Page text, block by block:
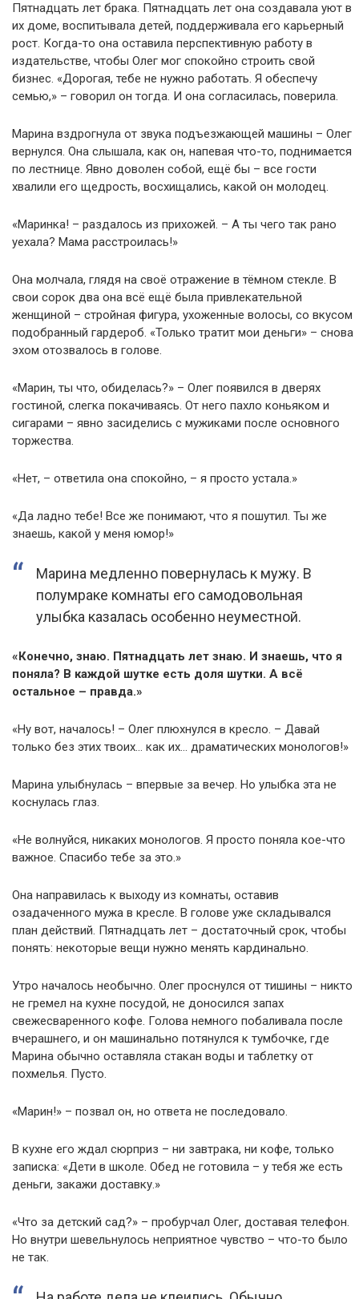
Пятнадцать лет брака. Пятнадцать лет она создавала уют в
их доме, воспитывала детей, поддерживала его карьерный
рост. Когда-то она оставила перспективную работу в
издательстве, чтобы Олег мог спокойно строить свой
бизнес. «Дорогая, тебе не нужно работать. Я обеспечу
семью,» – говорил он тогда. И она согласилась, поверила.
Марина вздрогнула от звука подъезжающей машины – Олег
вернулся. Она слышала, как он, напевая что-то, поднимается
по лестнице. Явно доволен собой, ещё бы – все гости
хвалили его щедрость, восхищались, какой он молодец.
«Маринка! – раздалось из прихожей. – А ты чего так рано
уехала? Мама расстроилась!»
Она молчала, глядя на своё отражение в тёмном стекле. В
свои сорок два она всё ещё была привлекательной
женщиной – стройная фигура, ухоженные волосы, со вкусом
подобранный гардероб. «Только тратит мои деньги» – снова
эхом отозвалось в голове.
«Марин, ты что, обиделась?» – Олег появился в дверях
гостиной, слегка покачиваясь. От него пахло коньяком и
сигарами – явно засиделись с мужиками после основного
торжества.
«Нет, – ответила она спокойно, – я просто устала.»
«Да ладно тебе! Все же понимают, что я пошутил. Ты же
знаешь, какой у меня юмор!»
Марина медленно повернулась к мужу. В
полумраке комнаты его самодовольная
улыбка казалась особенно неуместной.
«Конечно, знаю. Пятнадцать лет знаю. И знаешь, что я
поняла? В каждой шутке есть доля шутки. А всё
остальное – правда.»
«Ну вот, началось! – Олег плюхнулся в кресло. – Давай
только без этих твоих… как их… драматических монологов!»
Марина улыбнулась – впервые за вечер. Но улыбка эта не
коснулась глаз.
«Не волнуйся, никаких монологов. Я просто поняла кое-что
важное. Спасибо тебе за это.»
Она направилась к выходу из комнаты, оставив
озадаченного мужа в кресле. В голове уже складывался
план действий. Пятнадцать лет – достаточный срок, чтобы
понять: некоторые вещи нужно менять кардинально.
Утро началось необычно. Олег проснулся от тишины – никто
не гремел на кухне посудой, не доносился запах
свежесваренного кофе. Голова немного побаливала после
вчерашнего, и он машинально потянулся к тумбочке, где
Марина обычно оставляла стакан воды и таблетку от
похмелья. Пусто.
«Марин!» – позвал он, но ответа не последовало.
В кухне его ждал сюрприз – ни завтрака, ни кофе, только
записка: «Дети в школе. Обед не готовила – у тебя же есть
деньги, закажи доставку.»
«Что за детский сад?» – пробурчал Олег, доставая телефон.
Но внутри шевельнулось неприятное чувство – что-то было
не так.